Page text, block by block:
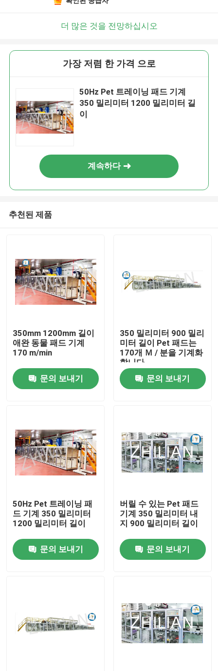
집
우리에 대하여
품질 관리
연락주세요
성인용 기저귀 기계
더 많은 것을 전망하십시오
가장 저렴 한 가격 으로
50Hz Pet 트레이닝 패드 기계
350 밀리미터 1200 밀리미터 길
이
계속하다
추천된 제품
350mm 1200mm 길이
애완 동물 패드 기계
170 m/min
문의 보내기
350 밀리미터 900 밀리
미터 길이 Pet 패드는
170개 Ｍ / 분을 기계화
합니다
문의 보내기
50Hz Pet 트레이닝 패
드 기계 350 밀리미터
1200 밀리미터 길이
문의 보내기
버릴 수 있는 Pet 패드
기계 350 밀리미터 내
지 900 밀리미터 길이
문의 보내기